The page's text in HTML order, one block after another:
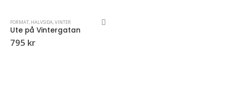
FORMAT, HALVSIDA,VINTER
Ute på Vintergatan
795 kr